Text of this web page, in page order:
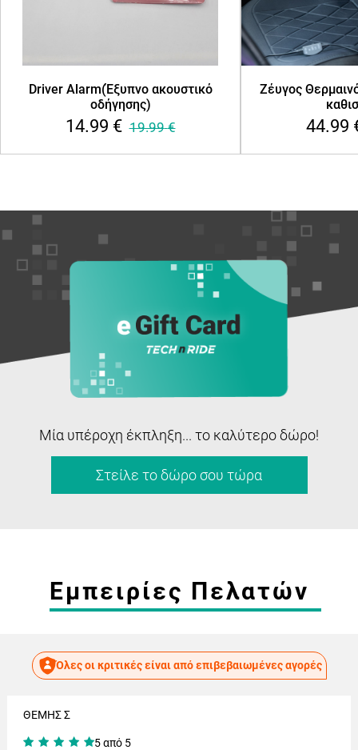
Driver Alarm(Έξυπνο ακουστικό
οδήγησης)
14.99 € 19.99 €
Ζέυγος
44.99
Στείλε το δώρο σου τώρα
Μία υπέροχη έκπληξη... το καλύτερο δώρο!
Εμπειρίες Πελατών
Όλες οι κριτικές είναι από επιβεβαιωμένες αγορές
ΘΕΜΗΣ Σ
5 από 5